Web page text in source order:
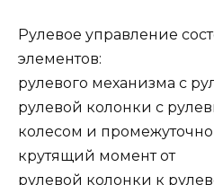
Рулевое управление
элементов:
рулевого механизма с
рулевой колонки с
колесом и
крутящий момент от
рулевой колонки к